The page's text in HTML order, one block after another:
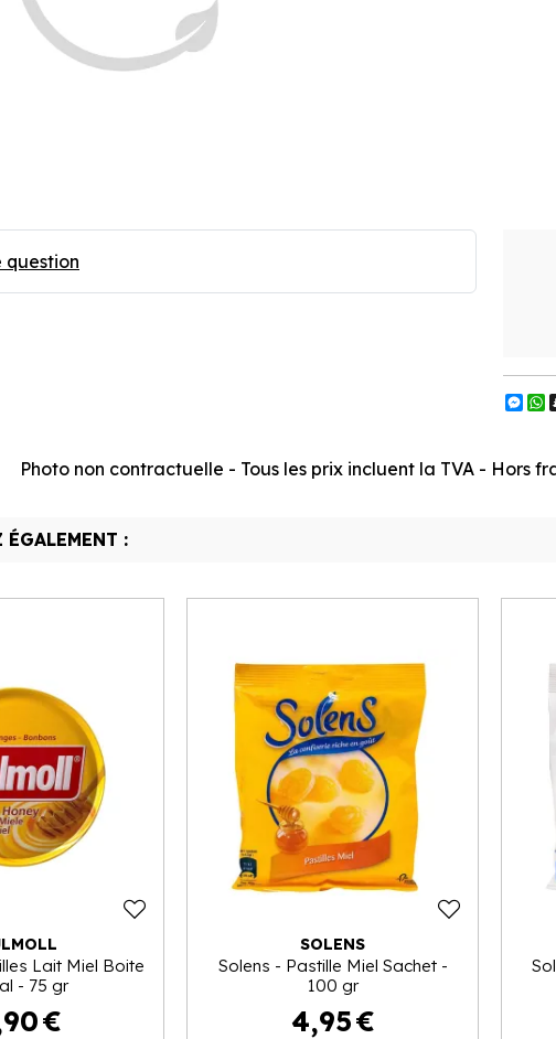
question
Photo non contractuelle - Tous les prix incluent la TVA - Hors
ÉGALEMENT :
Lait Miel Boite
- 75 gr
90€
SOLENS
Solens - Pastille Miel Sachet -
100 gr
4,95€